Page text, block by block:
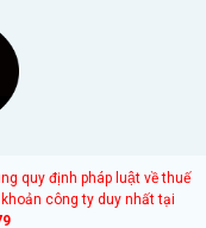
quy định pháp luật về thuế
công ty duy nhất tại